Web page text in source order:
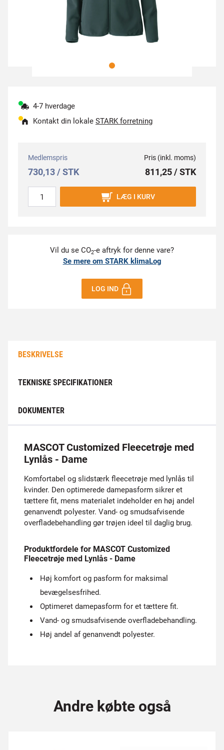
4-7 hverdage
Kontakt din lokale STARK forretning
Medlemspris
730,13 / STK
Pris (inkl. moms)
811,25 / STK
LÆG I KURV
Vil du se CO2-e aftryk for denne vare?
Se mere om STARK klimaLog
LOG IND
BESKRIVELSE
TEKNISKE SPECIFIKATIONER
DOKUMENTER
MASCOT Customized Fleecetrøje med
Lynlås - Dame
Komfortabel og slidstærk fleecetrøje med lynlås til
kvinder. Den optimerede damepasform sikrer et
tættere fit, mens materialet indeholder en høj andel
genanvendt polyester. Vand- og smudsafvisende
overfladebehandling gør trøjen ideel til daglig brug.
Produktfordele for MASCOT Customized
Fleecetrøje med Lynlås - Dame
Høj komfort og pasform for maksimal
bevægelsesfrihed.
Optimeret damepasform for et tættere fit.
Vand- og smudsafvisende overfladebehandling.
Høj andel af genanvendt polyester.
Andre købte også